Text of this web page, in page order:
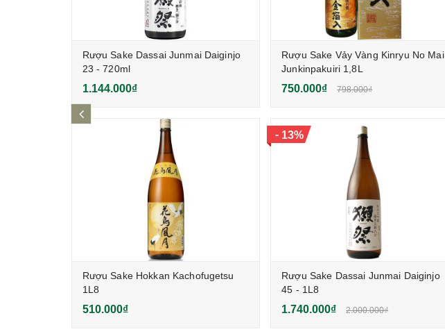
Rượu Sake Dassai Junmai Daiginjo
23 - 720ml
1.144.000₫
Rượu Sake Hokkan Kachofugetsu
1L8
510.000₫
Rượu Sake Vảy Vàng Kinryu No Mai
Junkinpakuiri 1,8L
750.000₫ 798.000₫
-13%
Rượu Sake Dassai Junmai Daiginjo
45 - 1L8
1.740.000₫ 2.000.000₫